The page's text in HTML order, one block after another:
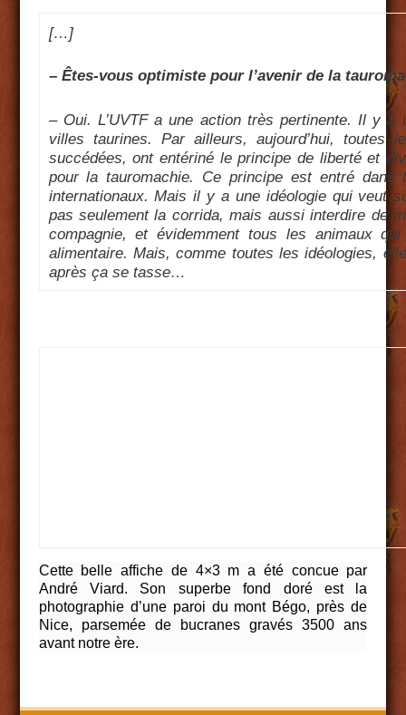
[…]
– Êtes-vous optimiste pour l’avenir de la
– Oui. L’UVTF a une action très pertinente. Il y a
villes taurines. Par ailleurs, aujourd’hui, toutes
succédées, ont entériné le principe de liberté et
pour la tauromachie. Ce principe est entré
internationaux. Mais il y a une idéologie qui veut
pas seulement la corrida, mais aussi interdire de
compagnie, et évidemment tous les animaux
alimentaire. Mais, comme toutes les idéologies,
après ça se tasse…
Cette belle affiche de 4×3 m a été concue par
André Viard. Son superbe fond doré est la
photographie d’une paroi du mont Bégo, près de
Nice, parsemée de bucranes gravés 3500 ans
avant notre ère.